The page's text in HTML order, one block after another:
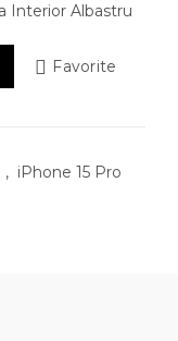
Interior Albastru
Microfibra
Favorite
, iPhone 15 Pro